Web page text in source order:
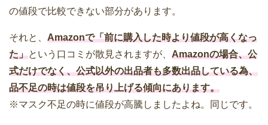
の値段で比較できない部分があります。
それと、 Amazonで「前に購入した時より値段が高くなっ
た」という口コミが散見されますが、 Amazonの場合、公
式だけでなく、公式以外の出品者も多数出品している為、
品不足の時は値段を吊り上げる傾向にあります。
※マスク不足の時に値段が高騰しましたよね。同じです。